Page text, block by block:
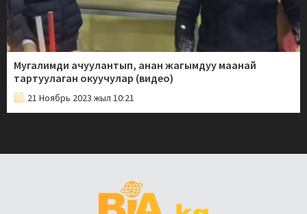
Мугалимди ачуулантып, анан жагымдуу маанай
тартуулаган окуучулар (видео)
21 Ноябрь 2023 жыл 10:21